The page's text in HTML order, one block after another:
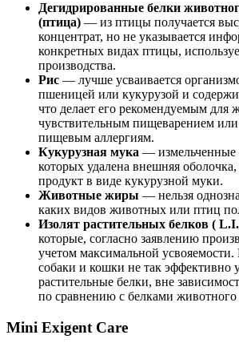
Дегидрированные белки
(птица) — из птицы получается
концентрат, но не указывается
конкретных видах птицы,
производства.
Рис — лучше усваивается
пшеницей или кукурузой и
что делает его рекомендуемым для
чувствительным пищеварением
пищевым аллергиям.
Кукурузная мука — измельченные
которых удалена внешняя
продукт в виде кукурузной муки.
Животные жиры — нельзя
каких видов животных или птиц
Изолят растительных белков (
которые, согласно заявлению
учетом максимальной
собаки и кошки не так эффективно
растительные белки, вне
по сравнению с белками
Mini Exigent Care